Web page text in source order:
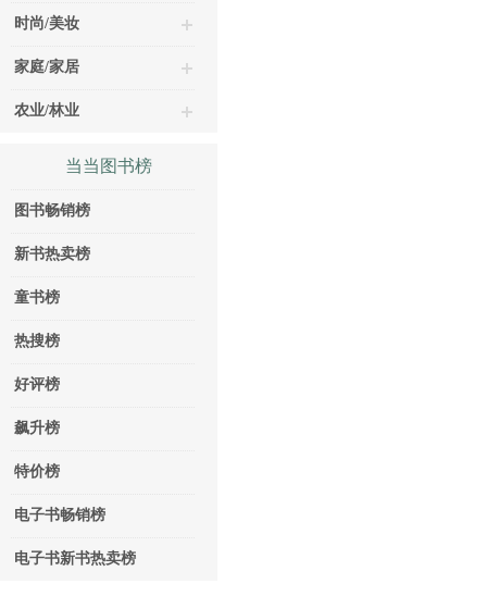
时尚/美妆
家庭/家居
农业/林业
当当图书榜
图书畅销榜
新书热卖榜
童书榜
热搜榜
好评榜
飙升榜
特价榜
电子书畅销榜
电子书新书热卖榜